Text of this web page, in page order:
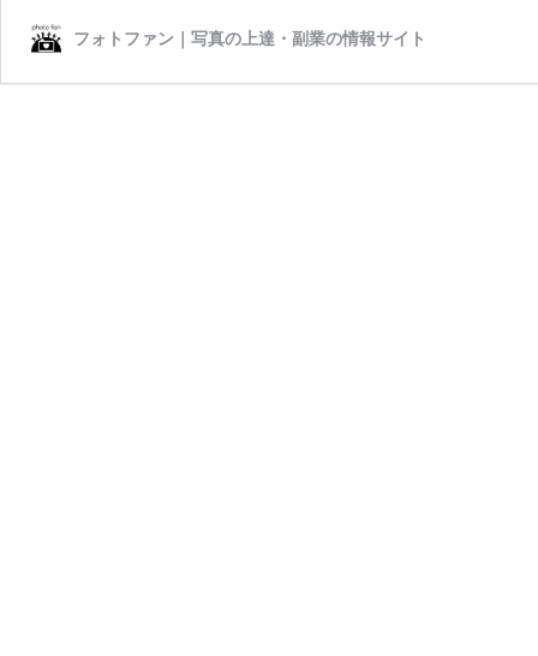
フォトファン｜写真の上達・副業の情報サイト